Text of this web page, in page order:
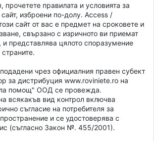
прочетете правилата и условията за
сайт, изброени по-долу. Access /
сайт от вас е предмет на сроковете и
свързано с изричното ви приемат
и представлява цялото споразумение
чрез официалния правен субект
за дистрибуция www.roviniete.ro на
помощ" ООД се провежда.
всякакъв вид контрол включва
съгласие на потребителя за
и се удостоверява с
(съгласно Закон №. 455/2001).